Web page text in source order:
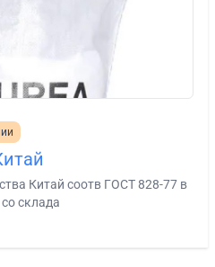
Китай соотв ГОСТ 828-77 в
склада